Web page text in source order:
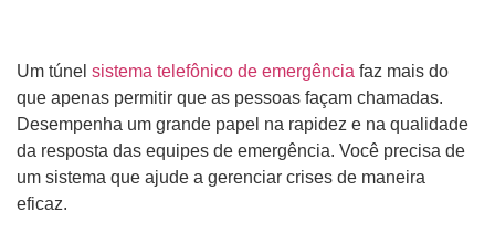
Um túnel sistema telefônico de emergência faz mais do
que apenas permitir que as pessoas façam chamadas.
Desempenha um grande papel na rapidez e na qualidade
da resposta das equipes de emergência. Você precisa de
um sistema que ajude a gerenciar crises de maneira
eficaz.